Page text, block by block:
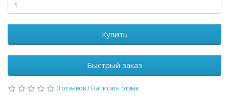
Купить
Быстрый заказ
0 отзывов/ Написать отзыв